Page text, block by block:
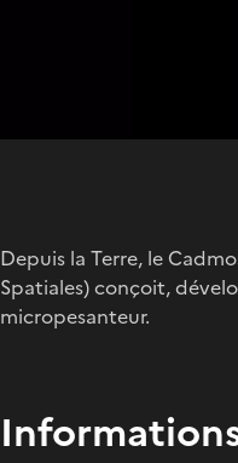
Depuis la Terre, le
Spatiales) conçoit,
micropesanteur.